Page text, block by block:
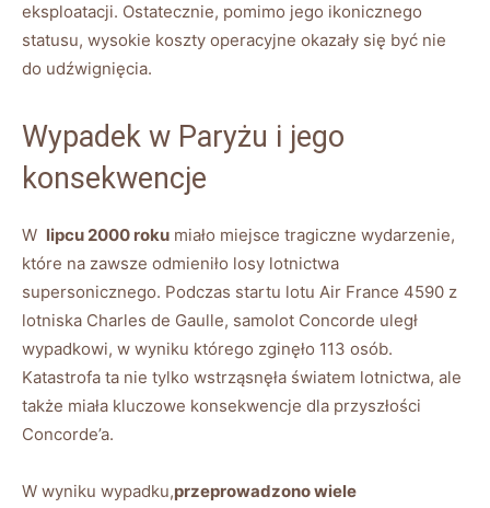
eksploatacji. Ostatecznie, pomimo ⁢jego ikonicznego
statusu, wysokie‌ koszty operacyjne okazały ⁣się być nie
do udźwignięcia.
Wypadek ‌w ⁣Paryżu i ‌jego
⁣konsekwencje
W ‌ lipcu 2000 roku miało miejsce tragiczne ⁣wydarzenie,
‍które na zawsze odmieniło⁣ losy lotnictwa
supersonicznego. Podczas startu lotu Air France 4590 z
lotniska Charles de ⁣Gaulle, ​samolot Concorde‍ uległ
wypadkowi,⁣ w wyniku którego‌ zginęło 113 osób.
Katastrofa‍ ta ⁢nie tylko⁢ wstrząsnęła światem‍ lotnictwa, ale
także miała kluczowe ‌konsekwencje dla przyszłości
Concorde’a.
W‌ wyniku​ wypadku,przeprowadzono wiele